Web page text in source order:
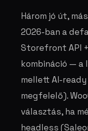
Három jó út,
2026-ban a
Storefront API
kombináció — a
mellett AI-
megfelelő).
választás, ha
headless